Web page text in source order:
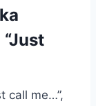
call me…”,